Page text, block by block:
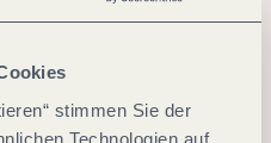
stimmen Sie der
Technologien auf